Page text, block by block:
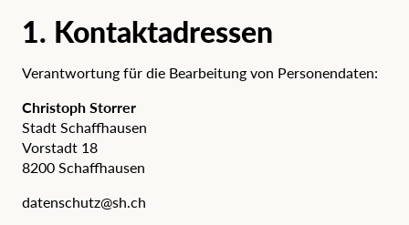
1. Kontaktadressen
Verantwortung für die Bearbeitung von Personendaten:
Christoph Storrer
Stadt Schaffhausen
Vorstadt 18
8200 Schaffhausen
datenschutz@sh.ch